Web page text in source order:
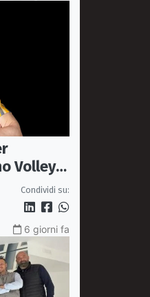
Volley:
Johan
Condividi su:
6 giorni fa